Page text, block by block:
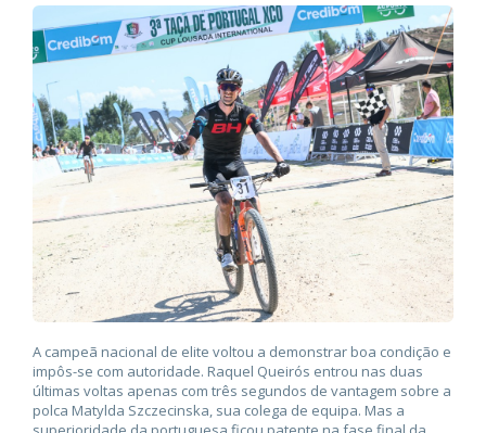
A campeã nacional de elite voltou a demonstrar boa condição e
impôs-se com autoridade. Raquel Queirós entrou nas duas
últimas voltas apenas com três segundos de vantagem sobre a
polca Matylda Szczecinska, sua colega de equipa. Mas a